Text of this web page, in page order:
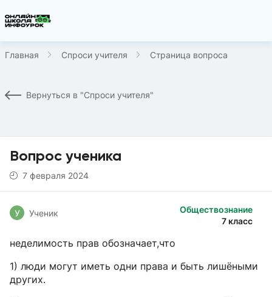
Главная Спроси учителя Страница вопроса
Вернуться в "Спроси учителя"
Вопрос ученика
7 февраля 2024
Обществознание
7 класс
У Ученик
неделимость прав обозначает,что
1) люди могут иметь одни права и быть лишёными
других.